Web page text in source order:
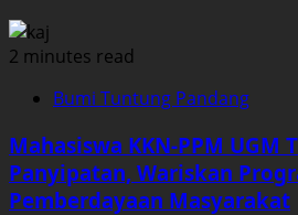
2 minutes read
Bumi Tuntung Pandang
Mahasiswa KKN-PPM UGM
Panyipatan, Wariskan
Pemberdayaan Masyarakat